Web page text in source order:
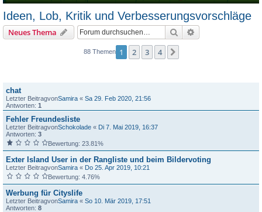
Ideen, Lob, Kritik und Verbesserungsvorschläge
Neues Thema Suche
88 Themen 1 2 3 4
chat
Letzter BeitragvonSamira « Sa 29. Feb 2020, 21:56
Antworten: 1
Fehler Freundesliste
Letzter BeitragvonSchokolade « Di 7. Mai 2019, 16:37
Antworten: 3
Bewertung: 23.81%
Exter Island User in der Rangliste und beim Bildervoting
Letzter BeitragvonSamira « Do 25. Apr 2019, 10:21
Bewertung: 4.76%
Werbung für Cityslife
Letzter BeitragvonSamira « So 10. Mär 2019, 17:51
Antworten: 8